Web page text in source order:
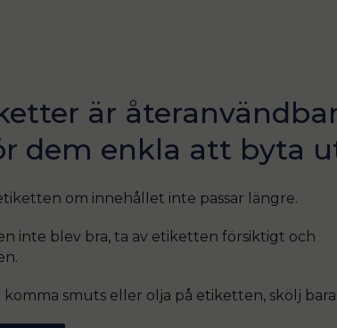
är
dem enkla att byta
om innehållet inte passar längre.
inte blev bra, ta av etiketten försiktigt och
smuts eller olja på etiketten, skölj bara